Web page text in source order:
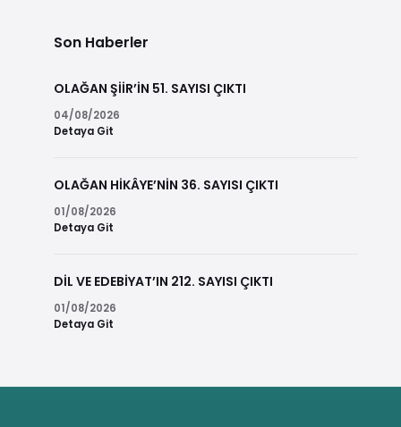
Son Haberler
OLAĞAN ŞİİR’İN 51. SAYISI ÇIKTI
04/08/2026
Detaya Git
OLAĞAN HİKÂYE’NİN 36. SAYISI ÇIKTI
01/08/2026
Detaya Git
DİL VE EDEBİYAT’IN 212. SAYISI ÇIKTI
01/08/2026
Detaya Git